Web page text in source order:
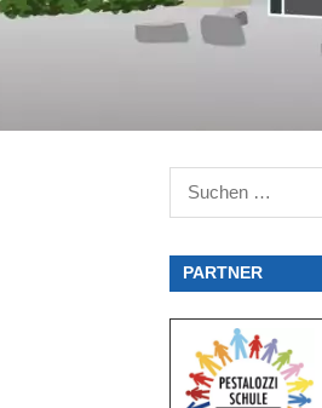
Suchen
nach:
PARTNER